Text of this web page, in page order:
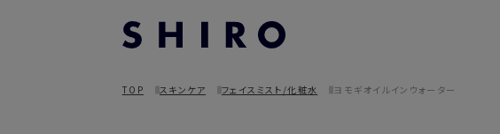
TOP スキンケア フェイスミスト/化粧水 ヨモギオイルインウォーター